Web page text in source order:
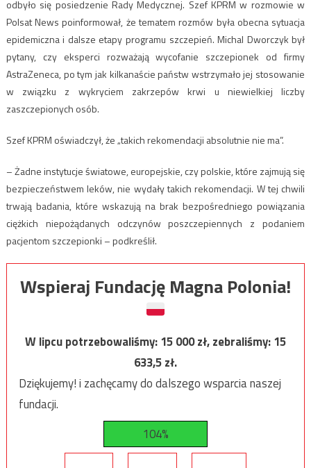
odbyło się posiedzenie Rady Medycznej. Szef KPRM w rozmowie w
Polsat News poinformował, że tematem rozmów była obecna sytuacja
epidemiczna i dalsze etapy programu szczepień. Michal Dworczyk był
pytany, czy eksperci rozważają wycofanie szczepionek od firmy
AstraZeneca, po tym jak kilkanaście państw wstrzymało jej stosowanie
w związku z wykryciem zakrzepów krwi u niewielkiej liczby
zaszczepionych osób.
Szef KPRM oświadczył, że „takich rekomendacji absolutnie nie ma”.
– Żadne instytucje światowe, europejskie, czy polskie, które zajmują się
bezpieczeństwem leków, nie wydały takich rekomendacji. W tej chwili
trwają badania, które wskazują na brak bezpośredniego powiązania
ciężkich niepożądanych odczynów poszczepiennych z podaniem
pacjentom szczepionki – podkreślił.
Wspieraj Fundację Magna Polonia!
W lipcu potrzebowaliśmy:15 000zł, zebraliśmy:15
633,5zł.
Dziękujemy! i zachęcamy do dalszego wsparcia naszej
fundacji.
104%